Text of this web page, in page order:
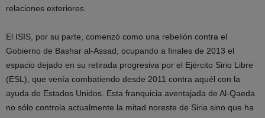
relaciones exteriores.
El ISIS, por su parte, comenzó como una rebelión contra el
Gobierno de Bashar al-Assad, ocupando a finales de 2013 el
espacio dejado en su retirada progresiva por el Ejército Sirio Libre
(ESL), que venía combatiendo desde 2011 contra aquél con la
ayuda de Estados Unidos. Esta franquicia aventajada de Al-Qaeda
no sólo controla actualmente la mitad noreste de Siria sino que ha